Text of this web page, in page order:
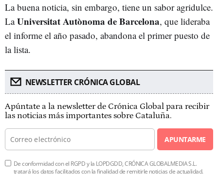
La buena noticia, sin embargo, tiene un sabor agridulce.
LaUniversitat Autònoma de Barcelona, que lideraba
el informe el año pasado, abandona el primer puesto de
la lista.
NEWSLETTER CRÓNICA GLOBAL
Apúntate a la newsletter de Crónica Global para recibir
las noticias más importantes sobre Cataluña.
APUNTARME
De conformidad con el RGPD y la LOPDGDD, CRÓNICA GLOBALMEDIA S.L.
tratará los datos facilitados con la finalidad de remitirle noticias de actualidad.